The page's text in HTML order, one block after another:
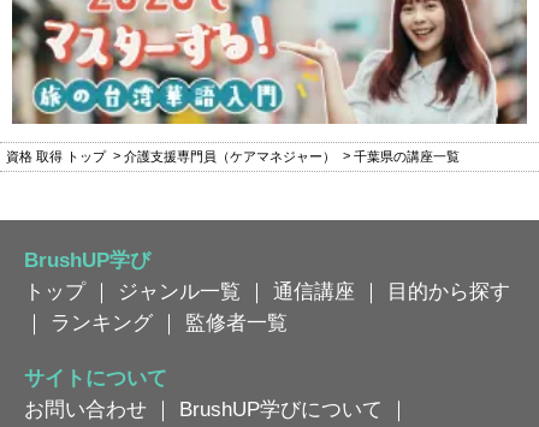
資格 取得 トップ 介護支援専門員（ケアマネジャー） 千葉県の講座一覧
BrushUP学び
トップ
ジャンル一覧 通信講座
目的から探す
ランキング 監修者一覧
サイトについて
お問い合わせ
BrushUP学びについて